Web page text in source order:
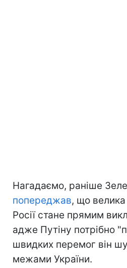
Нагадаємо, раніше
попереджав, що велика
Росії стане прямим
адже Путіну потрібно
швидких перемог він
межами України.